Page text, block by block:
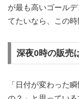
が最も高いゴール
てたいなら、この時
深夜0時の販売
「日付が変わった